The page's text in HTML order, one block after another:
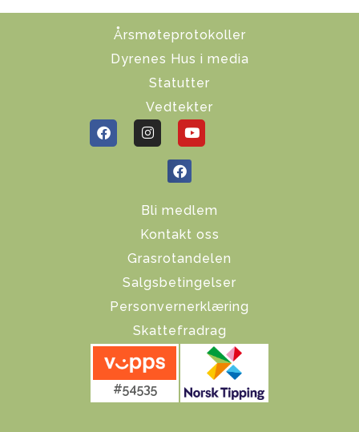
Årsmøteprotokoller
Dyrenes Hus i media
Statutter
Vedtekter
Bli medlem
Kontakt oss
Grasrotandelen
Salgsbetingelser
Personvernerklæring
Skattefradrag
#54535